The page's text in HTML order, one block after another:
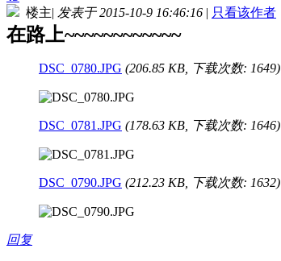
楼主| 发表于 2015-10-9 16:46:16 | 只看该作者
在路上~~~~~~~~~~~~
DSC_0780.JPG (206.85 KB, 下载次数: 1649)
DSC_0781.JPG (178.63 KB, 下载次数: 1646)
DSC_0790.JPG (212.23 KB, 下载次数: 1632)
回复